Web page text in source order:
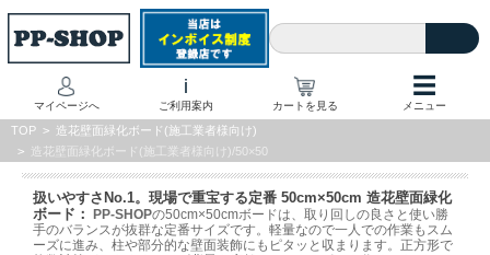
マイページへ
i
ご利用案内 カートを見る
☰
メニュー
TOP > 造花壁面緑化ボード(施工業者様向け)
> 造花壁面緑化ボード(施工業者様向け)/50×50
扱いやすさNo.1。現場で重宝する定番 50cm×50cm 造花壁面緑化
ボード： PP-SHOPの50cm×50cmボードは、取り回しの良さと使い勝
手のバランスが抜群な定番サイズです。軽量なので一人での作業もスム
ーズに進み、柱や部分的な壁面装飾にもピタッと収まります。正方形で